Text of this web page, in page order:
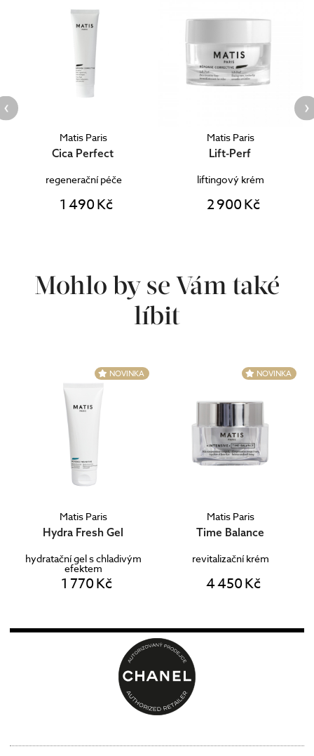
Matis Paris
Cica Perfect
regenerační péče
1 490 Kč
Matis Paris
Lift-Perf
liftingový krém
2 900 Kč
Mohlo by se Vám také
líbit
Matis Paris
Hydra Fresh Gel
hydratační gel s chladivým
efektem
1 770 Kč
Matis Paris
Time Balance
revitalizační krém
4 450 Kč